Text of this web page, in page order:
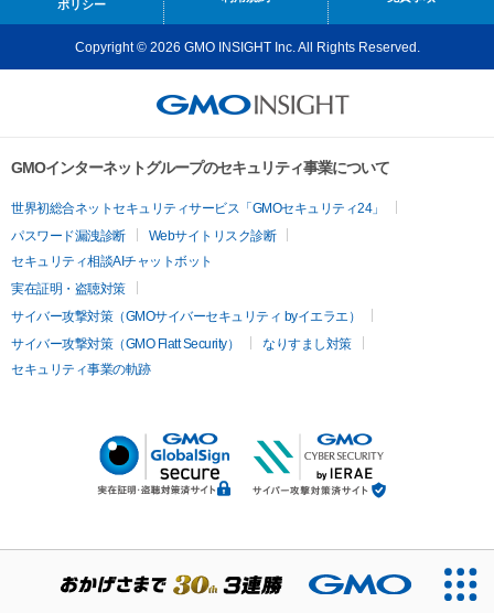
ポリシー
Copyright © 2026 GMO INSIGHT Inc. All Rights Reserved.
GMOインターネットグループのセキュリティ事業について
世界初総合ネットセキュリティサービス「GMOセキュリティ24」
パスワード漏洩診断
Webサイトリスク診断
セキュリティ相談AIチャットボット
実在証明・盗聴対策
サイバー攻撃対策（GMOサイバーセキュリティ byイエラエ）
サイバー攻撃対策（GMO Flatt Security）
なりすまし対策
セキュリティ事業の軌跡